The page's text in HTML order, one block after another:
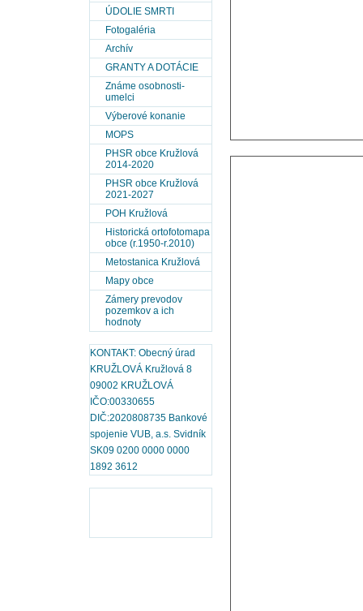
ÚDOLIE SMRTI
Fotogaléria
Archív
GRANTY A DOTÁCIE
Známe osobnosti-
umelci
Výberové konanie
MOPS
PHSR obce Kružlová
2014-2020
PHSR obce Kružlová
2021-2027
POH Kružlová
Historická ortofotomapa
obce (r.1950-r.2010)
Metostanica Kružlová
Mapy obce
Zámery prevodov
pozemkov a ich
hodnoty
KONTAKT: Obecný úrad
KRUŽLOVÁ Kružlová 8
09002 KRUŽLOVÁ
IČO:00330655
DIČ:2020808735 Bankové
spojenie VUB, a.s. Svidník
SK09 0200 0000 0000
1892 3612